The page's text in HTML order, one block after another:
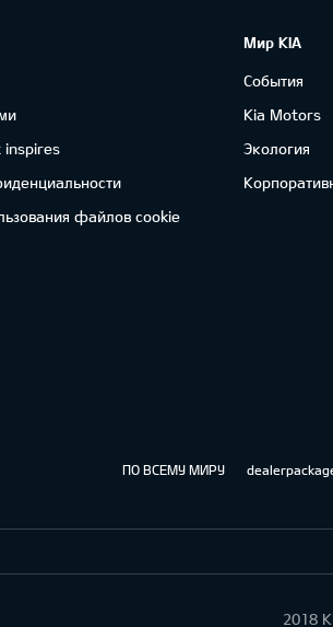
файлов cookie
Мир KIA
События
Kia Motors
Экология
ПО ВСЕМУ МИРУ
2018